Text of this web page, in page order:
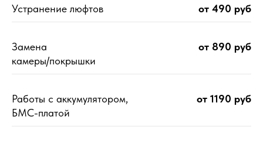
Устранение люфтов от 490 руб
Замена
камеры/покрышки
от 890 руб
Работы с аккумулятором,
БМС-платой
от 1190 руб